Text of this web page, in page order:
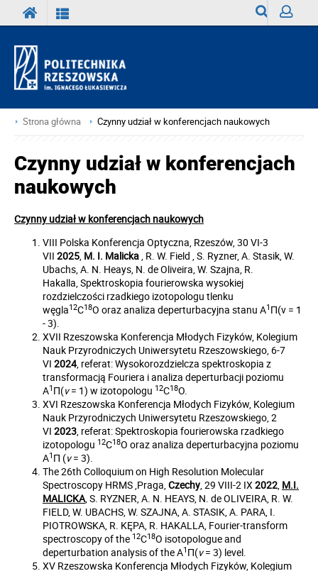
Strona główna Czynny udział w konferencjach naukowych
Czynny udział w konferencjach
naukowych
Czynny udział w konferencjach naukowych
VIII Polska Konferencja Optyczna, Rzeszów, 30 VI-3
VII 2025, M. I. Malicka, R. W. Field , S. Ryzner, A. Stasik, W.
Ubachs, A. N. Heays, N. de Oliveira, W. Szajna, R.
Hakalla, Spektroskopia fourierowska wysokiej
rozdzielczości rzadkiego izotopologu tlenku
węgla12C18O oraz analiza deperturbacyjna stanu A1 Π(v = 1
- 3).
XVII Rzeszowska Konferencja Młodych Fizyków, Kolegium
Nauk Przyrodniczych Uniwersytetu Rzeszowskiego, 6-7
VI 2024, referat: Wysokorozdzielcza spektroskopia z
transformacją Fouriera i analiza deperturbacji poziomu
A1 Π(v= 1) w izotopologu 12C18O.
XVI Rzeszowska Konferencja Młodych Fizyków, Kolegium
Nauk Przyrodniczych Uniwersytetu Rzeszowskiego, 2
VI 2023, referat: Spektroskopia fourierowska rzadkiego
izotopologu 12C18O oraz analiza deperturbacyjna poziomu
A1 Π (v= 3).
The 26th Colloquium on High Resolution Molecular
Spectroscopy HRMS ,Praga,Czechy,29 VIII-2 IX2022, M.I.
MALICKA, S. RYZNER, A. N. HEAYS, N. de OLIVEIRA, R. W.
FIELD, W. UBACHS, W. SZAJNA, A. STASIK, A. PARA, I.
PIOTROWSKA, R. KĘPA, R. HAKALLA, Fourier-transform
spectroscopy of the 12C18O isotopologue and
deperturbation analysis of the A1 Π(v= 3) level.
XV Rzeszowska Konferencja Młodych Fizyków, Kolegium